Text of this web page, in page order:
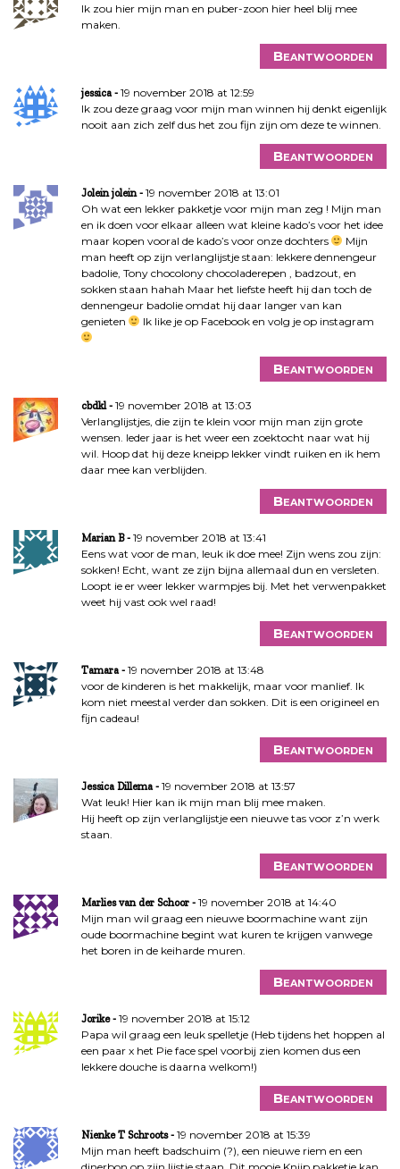
Ik zou hier mijn man en puber-zoon hier heel blij mee
maken.
Beantwoorden
jessica
19 november 2018 at 12:59
Ik zou deze graag voor mijn man winnen hij denkt eigenlijk
nooit aan zich zelf dus het zou fijn zijn om deze te winnen.
Beantwoorden
Jolein jolein
19 november 2018 at 13:01
Oh wat een lekker pakketje voor mijn man zeg ! Mijn man
en ik doen voor elkaar alleen wat kleine kado’s voor het idee
maar kopen vooral de kado’s voor onze dochters
Mijn
man heeft op zijn verlanglijstje staan: lekkere dennengeur
badolie, Tony chocolony chocoladerepen , badzout, en
sokken staan hahah Maar het liefste heeft hij dan toch de
dennengeur badolie omdat hij daar langer van kan
genieten
Ik like je op Facebook en volg je op instagram
Beantwoorden
cbdkl
19 november 2018 at 13:03
Verlanglijstjes, die zijn te klein voor mijn man zijn grote
wensen. Ieder jaar is het weer een zoektocht naar wat hij
wil. Hoop dat hij deze kneipp lekker vindt ruiken en ik hem
daar mee kan verblijden.
Beantwoorden
Marian B
19 november 2018 at 13:41
Eens wat voor de man, leuk ik doe mee! Zijn wens zou zijn:
sokken! Echt, want ze zijn bijna allemaal dun en versleten.
Loopt ie er weer lekker warmpjes bij. Met het verwenpakket
weet hij vast ook wel raad!
Beantwoorden
Tamara
19 november 2018 at 13:48
voor de kinderen is het makkelijk, maar voor manlief. Ik
kom niet meestal verder dan sokken. Dit is een origineel en
fijn cadeau!
Beantwoorden
Jessica Dillema
19 november 2018 at 13:57
Wat leuk! Hier kan ik mijn man blij mee maken.
Hij heeft op zijn verlanglijstje een nieuwe tas voor z’n werk
staan.
Beantwoorden
Marlies van der Schoor
19 november 2018 at 14:40
Mijn man wil graag een nieuwe boormachine want zijn
oude boormachine begint wat kuren te krijgen vanwege
het boren in de keiharde muren.
Beantwoorden
Jorike
19 november 2018 at 15:12
Papa wil graag een leuk spelletje (Heb tijdens het hoppen al
een paar x het Pie face spel voorbij zien komen dus een
lekkere douche is daarna welkom!)
Beantwoorden
Nienke T Schroots
19 november 2018 at 15:39
Mijn man heeft badschuim (?), een nieuwe riem en een